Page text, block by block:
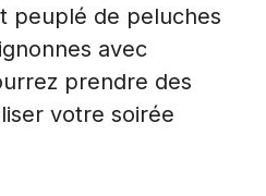
peuplé de peluches
avec
prendre des
votre soirée